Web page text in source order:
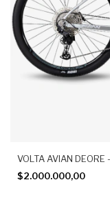
VOLTA AVIAN
$2.000.000,00